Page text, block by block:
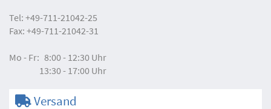
Tel: +49-711-21042-25
Fax: +49-711-21042-31
Mo - Fr: 8:00 - 12:30 Uhr
13:30 - 17:00 Uhr
Versand